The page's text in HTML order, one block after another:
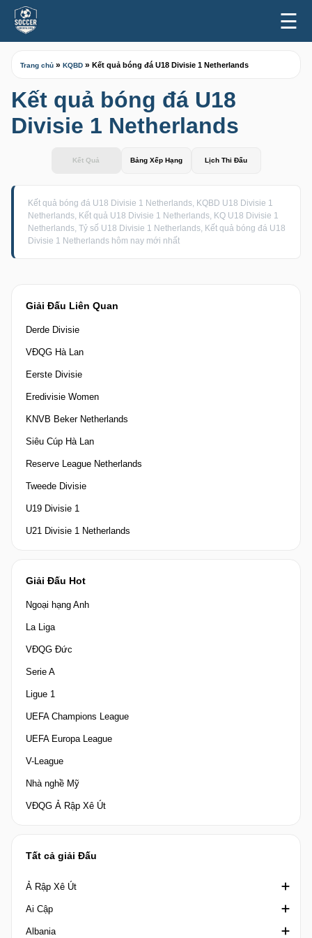
☰
Giải Đấu Liên Quan
Derde Divisie
VĐQG Hà Lan
Eerste Divisie
Eredivisie Women
KNVB Beker Netherlands
Siêu Cúp Hà Lan
Reserve League Netherlands
Tweede Divisie
U19 Divisie 1
U21 Divisie 1 Netherlands
Giải Đấu Hot
Ngoại hạng Anh
La Liga
VĐQG Đức
Serie A
Ligue 1
UEFA Champions League
UEFA Europa League
V-League
Nhà nghề Mỹ
VĐQG Ả Rập Xê Út
Tất cả giải Đấu
Ả Rập Xê Út
Crown Prince Cup Saudi Arabia
Division 1 Saudi Arabia
Ai Cập
Cúp quốc gia Ai Cập
Albania
Trang chủ » KQBD » Kết quả bóng đá U18 Divisie 1 Netherlands
Kết quả bóng đá U18
Divisie 1 Netherlands
Kết Quả Bảng Xếp Hạng Lịch Thi Đấu
Kết quả bóng đá U18 Divisie 1 Netherlands, KQBD U18 Divisie 1
Netherlands, Kết quả U18 Divisie 1 Netherlands, KQ U18 Divisie 1
Netherlands, Tỷ số U18 Divisie 1 Netherlands, Kết quả bóng đá U18
Divisie 1 Netherlands hôm nay mới nhất